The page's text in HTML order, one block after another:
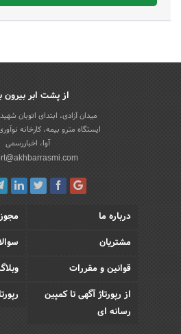
از پشت ابر بیرون
میدان آزادی، ابتدای اتوبان
ایستگاه مترو بیمه، کارخانه
آوا، اخباررسمی
درباره ما
مشتریان
قوانین و مقررات
از رپورتاژ آگهی تا کمپین
رسانه ای